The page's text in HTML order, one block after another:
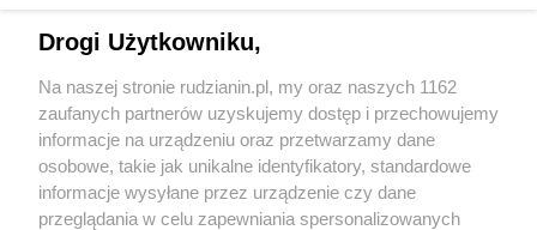
Trzeci Ogród Śniadaniowy w Rudzie Śląskiej.
Śląski Teatr Impresaryjny i Pub Druid zapraszają
Wydawca mediów
Drogi Użytkowniku,
Na naszej stronie rudzianin.pl, my oraz naszych 1162
zaufanych partnerów uzyskujemy dostęp i przechowujemy
informacje na urządzeniu oraz przetwarzamy dane
osobowe, takie jak unikalne identyfikatory, standardowe
informacje wysyłane przez urządzenie czy dane
przeglądania w celu zapewniania spersonalizowanych